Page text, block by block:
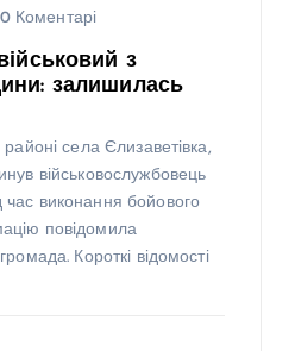
0 Коментарі
з
залишилась
села Єлизаветівка,
військовослужбовець
виконання бойового
повідомила
Короткі відомості